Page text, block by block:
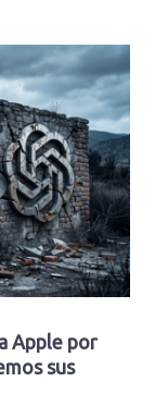
Apple por
sus